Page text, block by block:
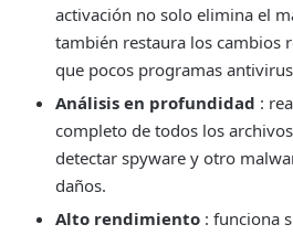
activación no solo elimina el
también restaura los cambios
que pocos programas
Análisis en profundidad :
completo de todos los
detectar spyware y otro
daños.
Alto rendimiento : funciona